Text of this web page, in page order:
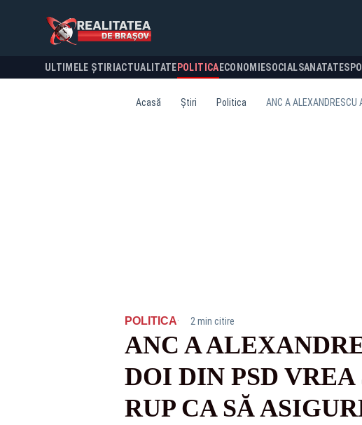
ULTIMELE ȘTIRI ACTUALITATE POLITICA ECONOMIESOCIALSANATATE
Acasă Știri Politica
POLITICA· 2 min citire
ANC A
DOI DIN PSD
RUP CA SĂ